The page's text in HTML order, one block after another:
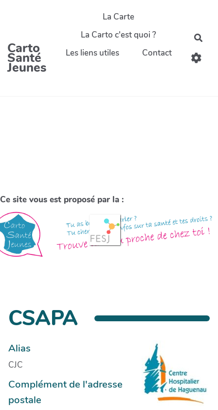
Carto
Santé
Jeunes
La Carte
La Carto c'est quoi ?
Les liens utiles
Contact
Ce site vous est proposé par la :
CSAPA
Alias
CJC
Complément de l'adresse
postale